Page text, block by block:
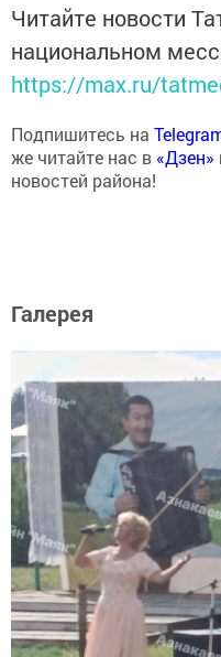
Читайте новости
национальном
https://max.ru/
Подпишитесь на
же читайте нас в «Дзен»
новостей района!
Галерея